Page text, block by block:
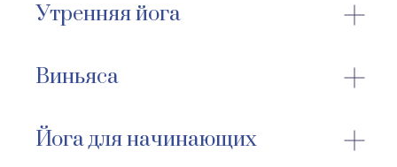
Утренняя йога
Виньяса
Йога для начинающих